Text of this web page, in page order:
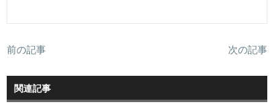
前の記事 次の記事
関連記事